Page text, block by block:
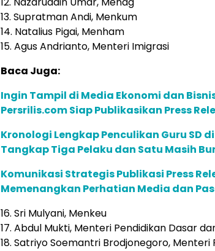
13. Supratman Andi, Menkum
14. Natalius Pigai, Menham
15. Agus Andrianto, Menteri Imigrasi
Baca Juga:
Ingin Tampil di Media Ekonomi dan
Persrilis.com Siap Publikasikan Press
Kronologi Lengkap Penculikan Guru SD
Tangkap Tiga Pelaku dan Satu Masih
Komunikasi Strategis Publikasi Press
Memenangkan Perhatian Media dan
16. Sri Mulyani, Menkeu
17. Abdul Mukti, Menteri Pendidikan Dasar
18. Satriyo Soemantri Brodjonegoro, Menteri